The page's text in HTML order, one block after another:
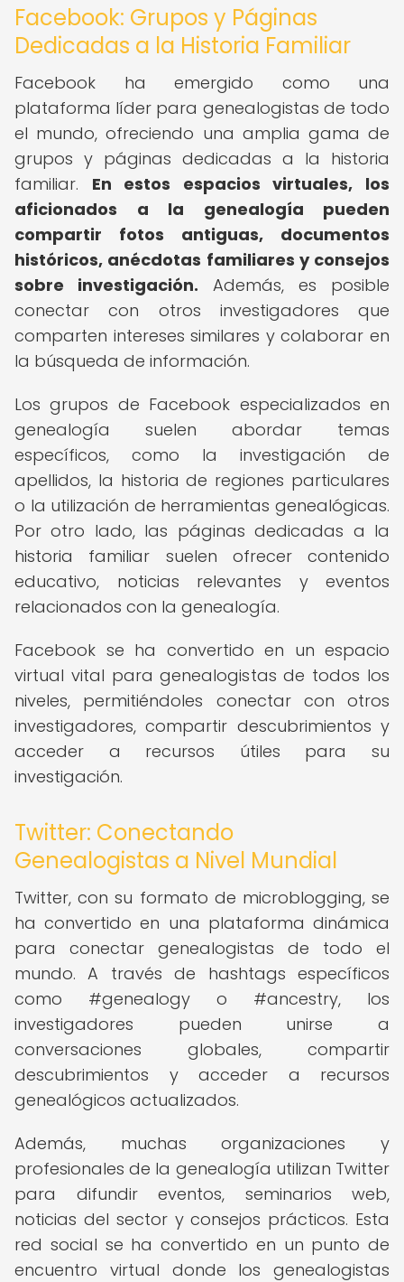
Facebook: Grupos y Páginas
Dedicadas a la Historia Familiar
Facebook ha emergido como una
plataforma líder para genealogistas de todo
el mundo, ofreciendo una amplia gama de
grupos y páginas dedicadas a la historia
familiar. En estos espacios virtuales, los
aficionados a la genealogía pueden
compartir fotos antiguas, documentos
históricos, anécdotas familiares y consejos
sobre investigación. Además, es posible
conectar con otros investigadores que
comparten intereses similares y colaborar en
la búsqueda de información.
Los grupos de Facebook especializados en
genealogía suelen abordar temas
específicos, como la investigación de
apellidos, la historia de regiones particulares
o la utilización de herramientas genealógicas.
Por otro lado, las páginas dedicadas a la
historia familiar suelen ofrecer contenido
educativo, noticias relevantes y eventos
relacionados con la genealogía.
Facebook se ha convertido en un espacio
virtual vital para genealogistas de todos los
niveles, permitiéndoles conectar con otros
investigadores, compartir descubrimientos y
acceder a recursos útiles para su
investigación.
Twitter: Conectando
Genealogistas a Nivel Mundial
Twitter, con su formato de microblogging, se
ha convertido en una plataforma dinámica
para conectar genealogistas de todo el
mundo. A través de hashtags específicos
como #genealogy o #ancestry, los
investigadores pueden unirse a
conversaciones globales, compartir
descubrimientos y acceder a recursos
genealógicos actualizados.
Además, muchas organizaciones y
profesionales de la genealogía utilizan Twitter
para difundir eventos, seminarios web,
noticias del sector y consejos prácticos. Esta
red social se ha convertido en un punto de
encuentro virtual donde los genealogistas